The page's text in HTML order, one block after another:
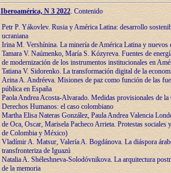
Iberoamérica, N 3 2022. Contenido
Petr P. Yákovlev. Rusia y América Latina: desarrollo
ucraniana
Irina M. Vershínina. La minería de América Latina y nuevos
Tamara V. Naúmenko, María S. Kózyreva. Fuentes de
de modernización de los instrumentos institucionales en
Tatiana V. Sidorenko. La transformación digital de la
Arina A. Andréeva. Misiones de paz como función de las
pública en España
Paola Andrea Acosta-Alvarado. Medidas provisionales de la
Derechos Humanos: el caso colombiano
Martha Elisa Nateras González, Paula Andrea Valencia
de Oca, Oscar, Marisela Pacheco Arrieta. Protestas sociales
de Colombia y México)
Vladímir A. Matsur, Valería A. Bogdánova. La diáspora
transfronteriza de Iguazú
Natalia A. Shéleshneva-Solodóvnikova. La arquitectura
de la memoria